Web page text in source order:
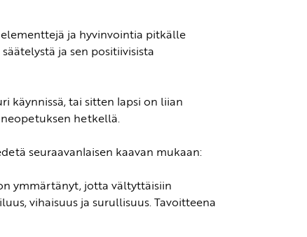
ja hyvinvointia pitkälle
ja sen positiivisista
käynnissä, tai sitten lapsi on liian
hetkellä.
seuraavanlaisen kaavan mukaan:
ymmärtänyt, jotta vältyttäisiin
vihaisuus ja surullisuus. Tavoitteena